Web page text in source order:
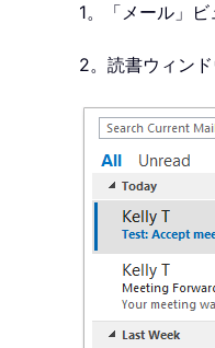
1。「メール」
2。読書ウィン